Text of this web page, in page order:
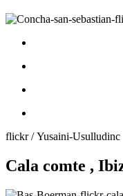
flickr / Yusaini-Usulludinc
Cala comte ,